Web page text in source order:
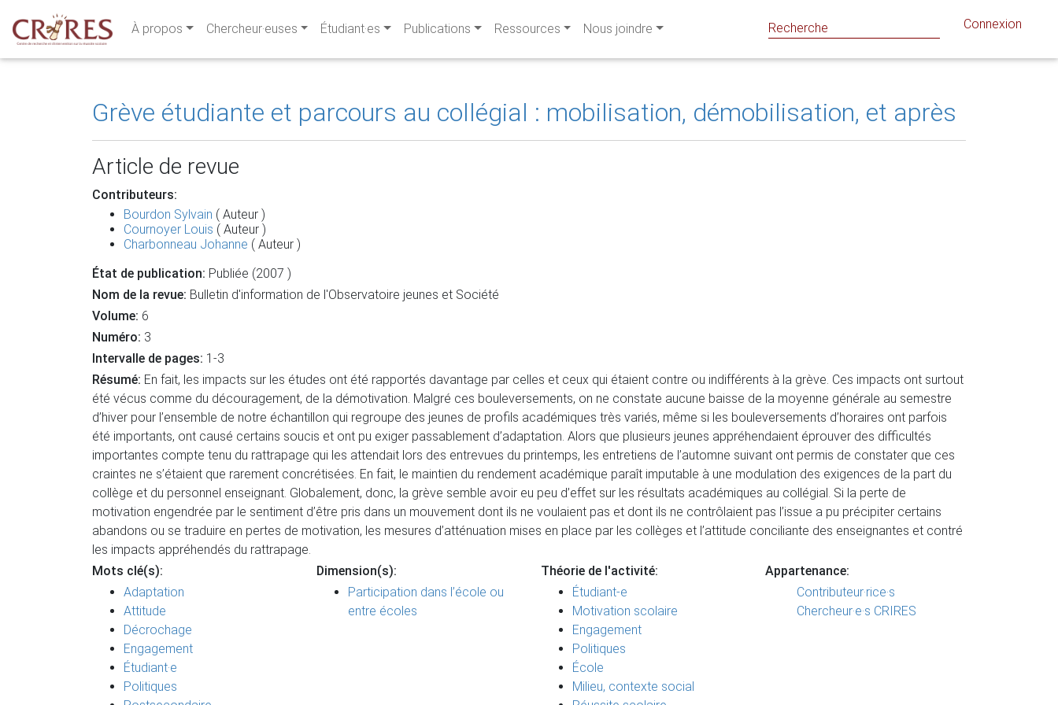
À propos Chercheur·euses Étudiant·es Publications Ressources Nous joindre Connexion
Grève étudiante et parcours au collégial : mobilisation, démobilisation, et après
Article de revue
Contributeurs:
Bourdon Sylvain ( Auteur )
Cournoyer Louis ( Auteur )
Charbonneau Johanne ( Auteur )
État de publication: Publiée (2007 )
Nom de la revue: Bulletin d'information de l'Observatoire jeunes et Société
Volume: 6
Numéro: 3
Intervalle de pages: 1-3
Résumé: En fait, les impacts sur les études ont été rapportés davantage par celles et ceux qui étaient contre ou indifférents à la grève. Ces impacts ont surtout
été vécus comme du découragement, de la démotivation. Malgré ces bouleversements, on ne constate aucune baisse de la moyenne générale au semestre
d’hiver pour l’ensemble de notre échantillon qui regroupe des jeunes de profils académiques très variés, même si les bouleversements d’horaires ont parfois
été importants, ont causé certains soucis et ont pu exiger passablement d’adaptation. Alors que plusieurs jeunes appréhendaient éprouver des difficultés
importantes compte tenu du rattrapage qui les attendait lors des entrevues du printemps, les entretiens de l’automne suivant ont permis de constater que ces
craintes ne s’étaient que rarement concrétisées. En fait, le maintien du rendement académique paraît imputable à une modulation des exigences de la part du
collège et du personnel enseignant. Globalement, donc, la grève semble avoir eu peu d’effet sur les résultats académiques au collégial. Si la perte de
motivation engendrée par le sentiment d’être pris dans un mouvement dont ils ne voulaient pas et dont ils ne contrôlaient pas l’issue a pu précipiter certains
abandons ou se traduire en pertes de motivation, les mesures d’atténuation mises en place par les collèges et l’attitude conciliante des enseignantes et contré
les impacts appréhendés du rattrapage.
Mots clé(s):
Adaptation
Attitude
Décrochage
Engagement
Étudiant·e
Politiques
Dimension(s):
Participation dans l’école ou
entre écoles
Théorie de l'activité:
Étudiant-e
Motivation scolaire
Engagement
Politiques
École
Milieu, contexte social
Appartenance:
Contributeur·rice·s
Chercheur·e·s CRIRES